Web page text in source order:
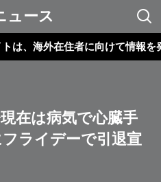
ュース
外在住者に向けて情報を発信し
在は病気で心臓手
ライデーで引退宣